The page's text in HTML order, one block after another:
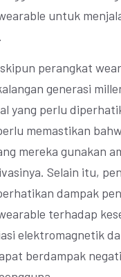
untuk
perangkat
generasi
yang perlu
memastikan
mereka gunakan
Selain itu,
dampak
terhadap
elektromagnetik
berdampak